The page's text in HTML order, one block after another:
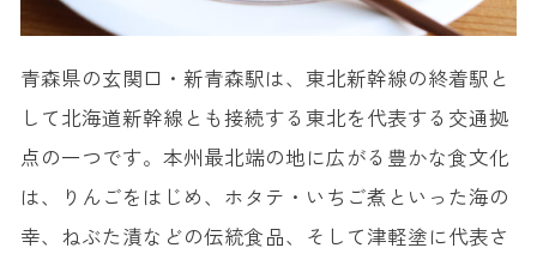
青森県の玄関口・新青森駅は、東北新幹線の終着駅と
して北海道新幹線とも接続する東北を代表する交通拠
点の一つです。本州最北端の地に広がる豊かな食文化
は、りんごをはじめ、ホタテ・いちご煮といった海の
幸、ねぶた漬などの伝統食品、そして津軽塗に代表さ